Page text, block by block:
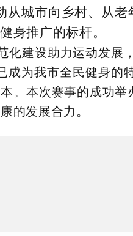
从城市向乡村、从
身推广的标杆。
化建设助力运动发展
成为我市全民健身的
。本次赛事的成功
的发展合力。